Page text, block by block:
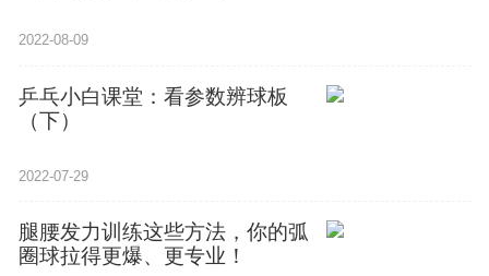
2022-08-09
乒乓小白课堂：看参数辨球板
（下）
2022-07-29
腿腰发力训练这些方法，你的弧
圈球拉得更爆、更专业！